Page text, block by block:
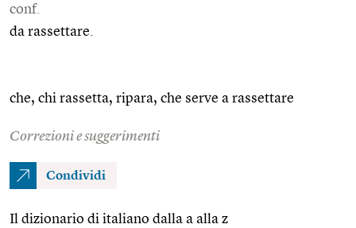
conf.
da rassettare.
che, chi rassetta, ripara, che serve a rassettare
Correzioni e suggerimenti
Condividi
Il dizionario di italiano dalla a alla z